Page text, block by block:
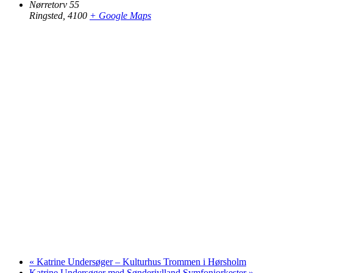
Nørretorv 55
Ringsted 4100 + Google Maps
« Katrine Undersøger – Kulturhus Trommen i Hørsholm